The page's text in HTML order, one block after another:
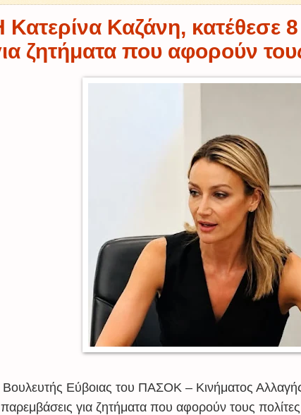
Κατερίνα Καζάνη, κατέθεσε
ζητήματα που αφορούν
Εύβοιας του ΠΑΣΟΚ – Κινήματος
για ζητήματα που αφορούν τους